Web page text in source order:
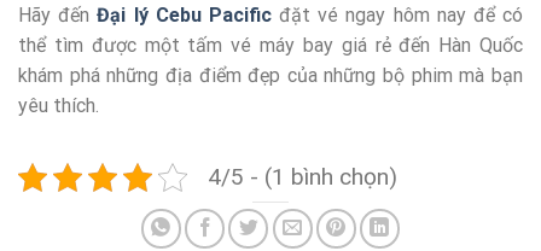
Hãy đếnĐại lý Cebu Pacificđặt vé ngay hôm nay để có
thể tìm được một tấm vé máy bay giá rẻ đến Hàn Quốc
khám phá những địa điểm đẹp của những bộ phim mà bạn
yêu thích.
4/5 - (1 bình chọn)